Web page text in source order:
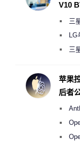
V10
三
月销LG
偷偷三
度
苹果
后者
《人
2000